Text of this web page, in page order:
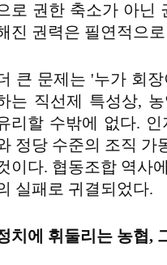
로 권한 축소가 아닌
진 권력은 필연적으
큰 문제는 '누가 회
는 직선제 특성상,
리할 수밖에 없다.
정당 수준의 조직 가
이다. 협동조합 역사
실패로 귀결되었다.
치에 휘둘리는 농협,